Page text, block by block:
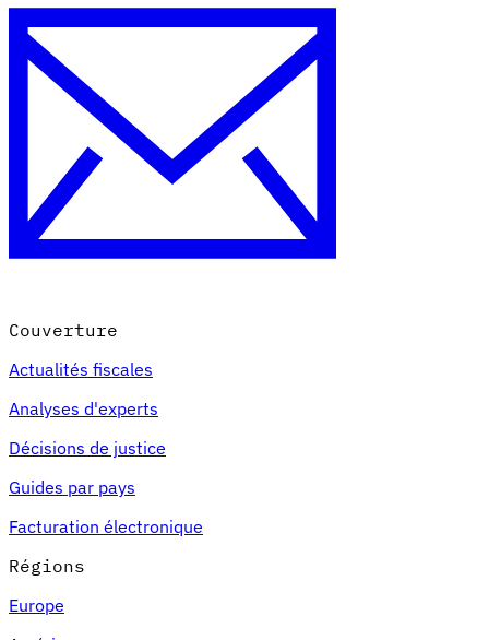
Couverture
Actualités fiscales
Analyses d'experts
Décisions de justice
Guides par pays
Facturation électronique
Régions
Europe